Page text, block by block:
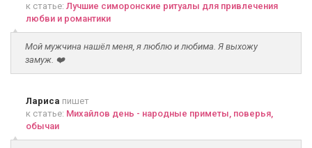
к статье: Лучшие симоронские ритуалы для привлечения
любви и романтики
Мой мужчина нашёл меня, я люблю и любима. Я выхожу
замуж. ❤️
Лариса пишет
к статье: Михайлов день - народные приметы, поверья,
обычаи